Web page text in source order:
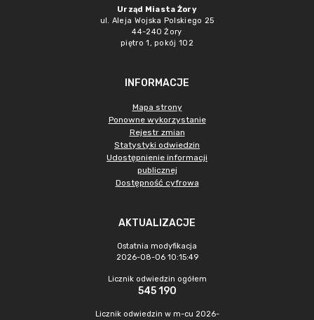
Urząd Miasta Żory
ul. Aleja Wojska Polskiego 25
44-240 Żory
piętro 1, pokój 102
INFORMACJE
Mapa strony
Ponowne wykorzystanie
Rejestr zmian
Statystyki odwiedzin
Udostępnienie informacji
publicznej
Dostępność cyfrowa
AKTUALIZACJE
Ostatnia modyfikacja
2026-08-06 10:15:49
Licznik odwiedzin ogółem
545 190
Licznik odwiedzin w m-cu 2026-